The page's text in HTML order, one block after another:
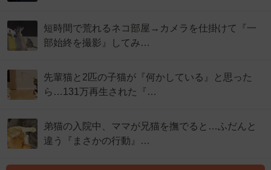
短時間で荒れるネコ部屋→カメラを仕掛けて『一
部始終を撮影』してみ…
先輩猫と2匹の子猫が『何かしている』と思った
ら…131万再生された『…
弟猫の入院中、ママが兄猫を撫でると…ふだんと
違う『まさかの行動』…